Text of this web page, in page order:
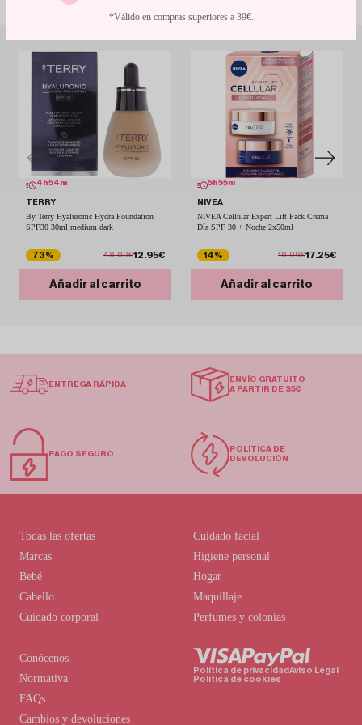
4 h54 m
TERRY
By Terry Hyaluronic Hydra Foundation
SPF30 30ml medium dark
73% 48.00€12.95€
Añadir al carrito
5 h55m
NIVEA
NIVEA Cellular Expert Lift Pack Crema
Día SPF 30 + Noche 2x50ml
14% 19.99€17.25€
Añadir al carrito
ENTREGA RÁPIDA
ENVÍO GRATUITO
A PARTIR DE 35€
PAGO SEGURO
POLÍTICA DE
DEVOLUCIÓN
Conócenos
Normativa
FAQs
Cambios y devoluciones
Todas las ofertas
Marcas
Bebé
Cabello
Cuidado corporal
Cuidado facial
Higiene personal
Hogar
Maquillaje
Perfumes y colonias
Política de privacidadAviso Legal
Política de cookies
*Válido en compras superiores a 39€.